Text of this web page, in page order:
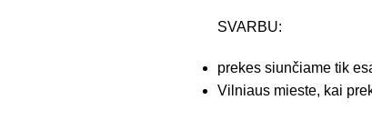
SVARBU:
prekes siunčiame tik
Vilniaus mieste, kai